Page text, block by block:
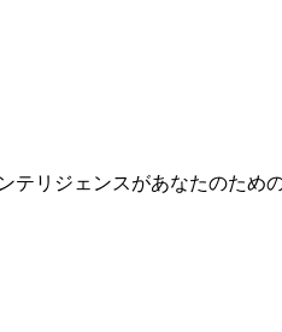
テリジェンスがあなたのため